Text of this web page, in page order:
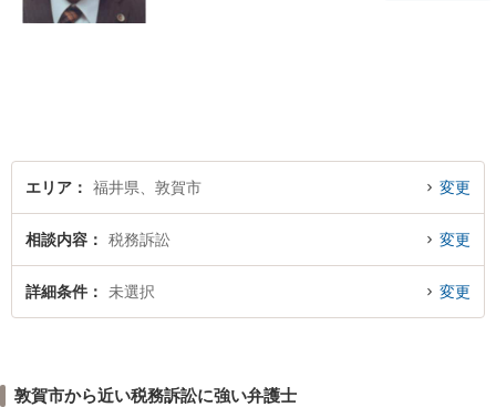
エリア 福井県、敦賀市 変更
相談内容 税務訴訟 変更
詳細条件 未選択 変更
敦賀市から近い税務訴訟に強い弁護士